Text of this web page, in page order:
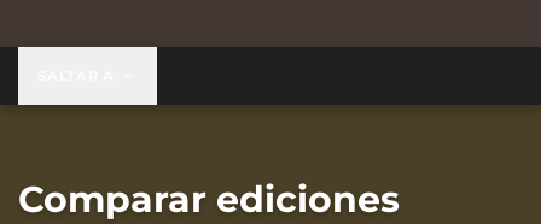
Comparar ediciones